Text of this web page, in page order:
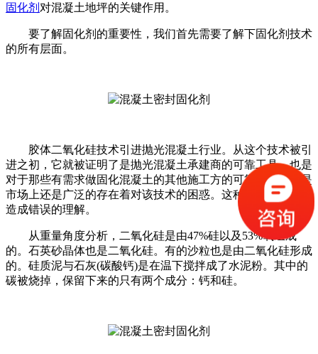
固化剂 对混凝土地坪的关键作用。
要了解固化剂的重要性，我们首先需要了解下固化剂技术
的所有层面。
胶体二氧化硅技术引进抛光混凝土行业。从这个技术被引
进之初，它就被证明了是抛光混凝土承建商的可靠工具。也是
对于那些有需求做固化混凝土的其他施工方的可靠工具。但是
市场上还是广泛的存在着对该技术的困惑。这种困惑有时容易
造成错误的理解。
从重量角度分析，二氧化硅是由47%硅以及53%氧组成
的。石英砂晶体也是二氧化硅。有的沙粒也是由二氧化硅形成
的。硅质泥与石灰(碳酸钙)是在温下搅拌成了水泥粉。其中的
碳被烧掉，保留下来的只有两个成分：钙和硅。